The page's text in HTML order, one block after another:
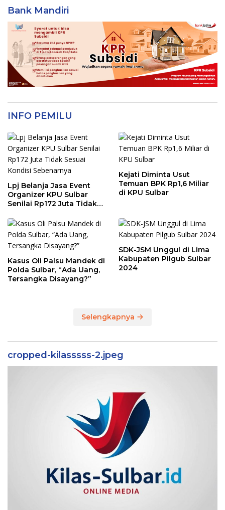
Bank Mandiri
INFO PEMILU
Lpj Belanja Jasa Event
Organizer KPU Sulbar
Senilai Rp172 Juta Tidak
Sebenarnya
Kejati Diminta Usut
Temuan BPK Rp1,6 Miliar
di KPU Sulbar
Kasus Oli Palsu Mandek di
Polda Sulbar, “Ada Uang,
Tersangka Disayang?”
SDK-JSM Unggul di Lima
Kabupaten Pilgub Sulbar
2024
Selengkapnya
cropped-kilasssss-2.jpeg